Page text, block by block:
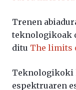
Trenen
teknologikoak
ditu The limits
Teknologikoki
espektruaren